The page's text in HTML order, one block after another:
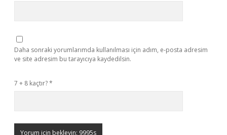
Daha sonraki yorumlarımda kullanılması için adım, e-posta adresim
ve site adresim bu tarayıcıya kaydedilsin.
7 + 8 kaçtır?*